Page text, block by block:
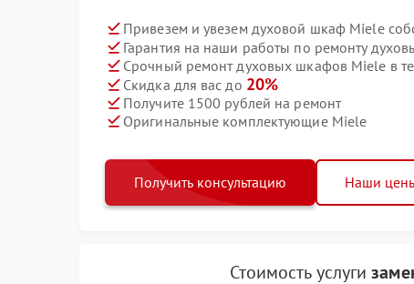
Привезем и увезем духовой шкаф Miele
Гарантия на наши работы по ремонту
Срочный ремонт духовых шкафов Miele в
Скидка для вас до 20%
Получите 1500 рублей на ремонт
Оригинальные комплектующие Miele
Получить консультацию Наши
Стоимость услуги